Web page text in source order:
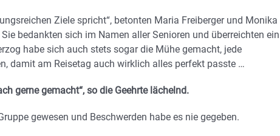
Ziele spricht“, betonten Maria Freiberger und Monika
bedankten sich im Namen aller Senioren und überreichten ein
habe sich auch stets sogar die Mühe gemacht, jede
damit am Reisetag auch wirklich alles perfekt passte …
gerne gemacht“, so die Geehrte lächelnd.
gewesen und Beschwerden habe es nie gegeben.